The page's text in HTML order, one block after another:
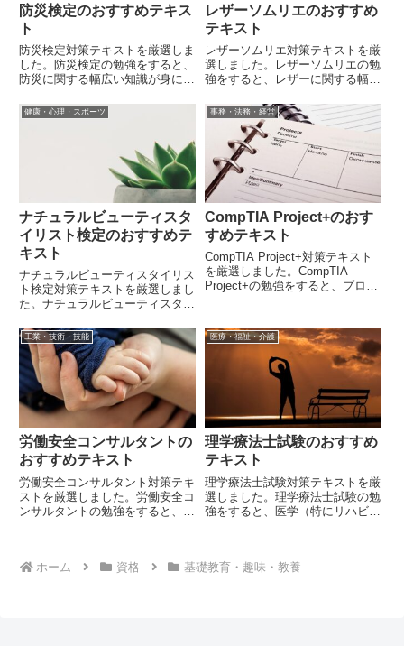
防災検定のおすすめテキス
ト
防災検定対策テキストを厳選しま
した。防災検定の勉強をすると、
防災に関する幅広い知識が身に着
レザーソムリエのおすすめ
テキスト
レザーソムリエ対策テキストを厳
選しました。レザーソムリエの勉
強をすると、レザーに関する幅広
健康・心理・スポーツ
ナチュラルビューティスタ
イリスト検定のおすすめテ
キスト
ナチュラルビューティスタイリス
ト検定対策テキストを厳選しまし
た。ナチュラルビューティスタイ
の力を取り入れた美や健康に関す
る幅広い知識が身に着きます。
事務・法務・経営
CompTIA Project+のおす
すめテキスト
CompTIA Project+対策テキスト
を厳選しました。CompTIA
Project+の勉強をすると、プロジ
す。
工業・技術・技能
労働安全コンサルタントの
おすすめテキスト
労働安全コンサルタント対策テキ
ストを厳選しました。労働安全コ
ンサルタントの勉強をすると、労
医療・福祉・介護
理学療法士試験のおすすめ
テキスト
理学療法士試験対策テキストを厳
選しました。理学療法士試験の勉
強をすると、医学（特にリハビリ
ホーム 資格 基礎教育・趣味・教養